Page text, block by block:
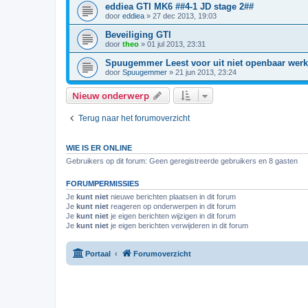
eddiea GTI MK6 ##4-1 JD stage 2##
door eddiea » 27 dec 2013, 19:03
Beveiliging GTI
door theo » 01 jul 2013, 23:31
Spuugemmer Leest voor uit niet openbaar
door Spuugemmer » 21 jun 2013, 23:24
Nieuw onderwerp
Terug naar het forumoverzicht
WIE IS ER ONLINE
Gebruikers op dit forum: Geen geregistreerde gebruikers en 8 gasten
FORUMPERMISSIES
Je kunt niet nieuwe berichten plaatsen in dit forum
Je kunt niet reageren op onderwerpen in dit forum
Je kunt niet je eigen berichten wijzigen in dit forum
Je kunt niet je eigen berichten verwijderen in dit forum
Portaal Forumoverzicht